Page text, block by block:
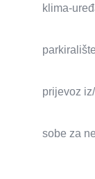
klima-
parkiralište
prijevoz
sobe za